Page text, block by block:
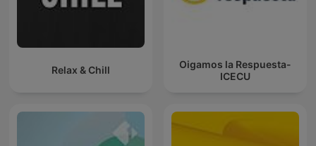
Relax & Chill
Oigamos la Respuesta-
ICECU